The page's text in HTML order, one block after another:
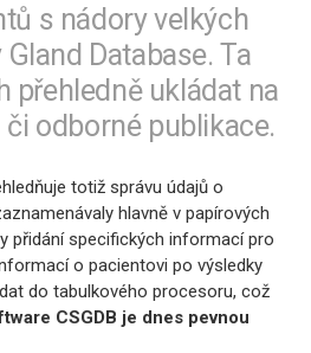
s nádory velkých
Database. Ta
přehledně ukládat na
odborné publikace.
totiž správu údajů o
hlavně v papírových
přidání specifických informací pro
o pacientovi po výsledky
do tabulkového procesoru, což
CSGDB je dnes pevnou